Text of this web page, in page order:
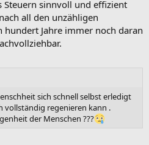
Steuern sinnvoll und effizient
all den unzähligen
hundert Jahre immer noch daran
sich schnell selbst erledigt
vollständig regenieren kann .
der Menschen ???